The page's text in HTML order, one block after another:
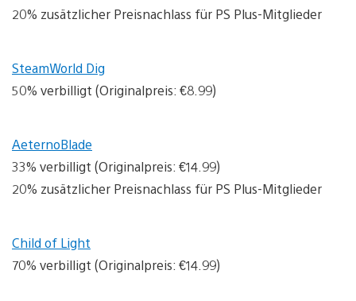
20% zusätzlicher Preisnachlass für PS Plus-Mitglieder
SteamWorld Dig
50% verbilligt (Originalpreis: €8.99)
AeternoBlade
33% verbilligt (Originalpreis: €14.99)
20% zusätzlicher Preisnachlass für PS Plus-Mitglieder
Child of Light
70% verbilligt (Originalpreis: €14.99)